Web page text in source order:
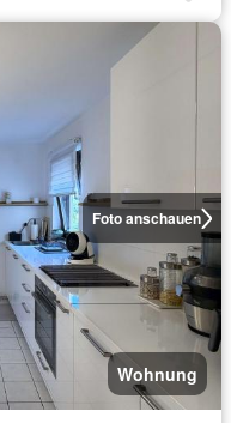
Foto anschauen
Wohnung